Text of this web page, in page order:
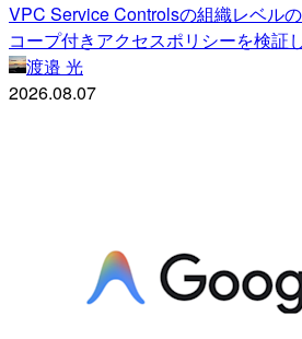
VPC Service Controlsの組織レベル
コープ付きアクセスポリシーを検証
渡邉 光
2026.08.07